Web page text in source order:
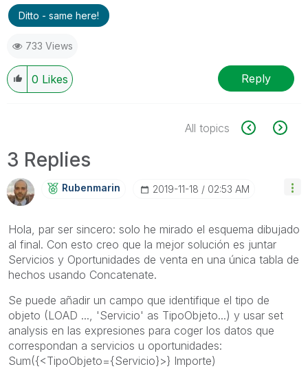
Ditto - same here!
733 Views
0 Likes Reply
All topics
3 Replies
Rubenmarin ‎2019-11-18 02:53 AM
Hola, par ser sincero: solo he mirado el esquema dibujado
al final. Con esto creo que la mejor solución es juntar
Servicios y Oportunidades de venta en una única tabla de
hechos usando Concatenate.
Se puede añadir un campo que identifique el tipo de
objeto (LOAD ..., 'Servicio' as TipoObjeto...) y usar set
analysis en las expresiones para coger los datos que
correspondan a servicios u oportunidades:
Sum({<TipoObjeto={Servicio}>} Importe)